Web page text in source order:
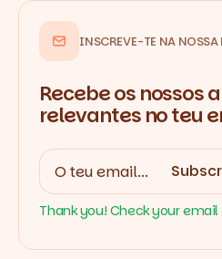
INSCREVE-TE NA NOSSA
Recebe os nossos
relevantes no teu
Thank you! Check your